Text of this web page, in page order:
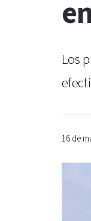
Los
16 de